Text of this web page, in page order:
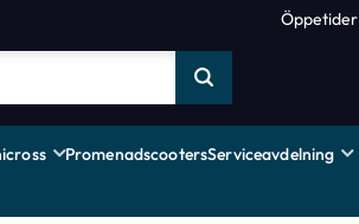
Öppetider
PromenadscootersServiceavdelning